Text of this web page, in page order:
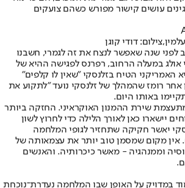
עושים קישור מפורש כשהם צועקים
דודי קוגן
לפני שנה שאפשר לנצח את זה לגמרי, חשבנו
אולג במעלה הרחוב, רפרנס לפגישה ההיא של
האמריקני הטיח בזלנסקי "שאין לו קלפים"
רומז שהמהלך של זלנסקי נועד "לתקוע את
באותו היום.
שירת ההמנון האוקראיני. החזקה ביותר
יישארו כאן לאורך הלילה כדי לחרוץ לשון
יאשר חקיקה שתחזיר לגופי המלחמה
מקום שמסמן טוב יותר את עצמאותה של
וממנהגיה - מאשר כיכרותיה. והאנשים
במדויק על האופן שבו המלחמה נעדרת־נוכחת